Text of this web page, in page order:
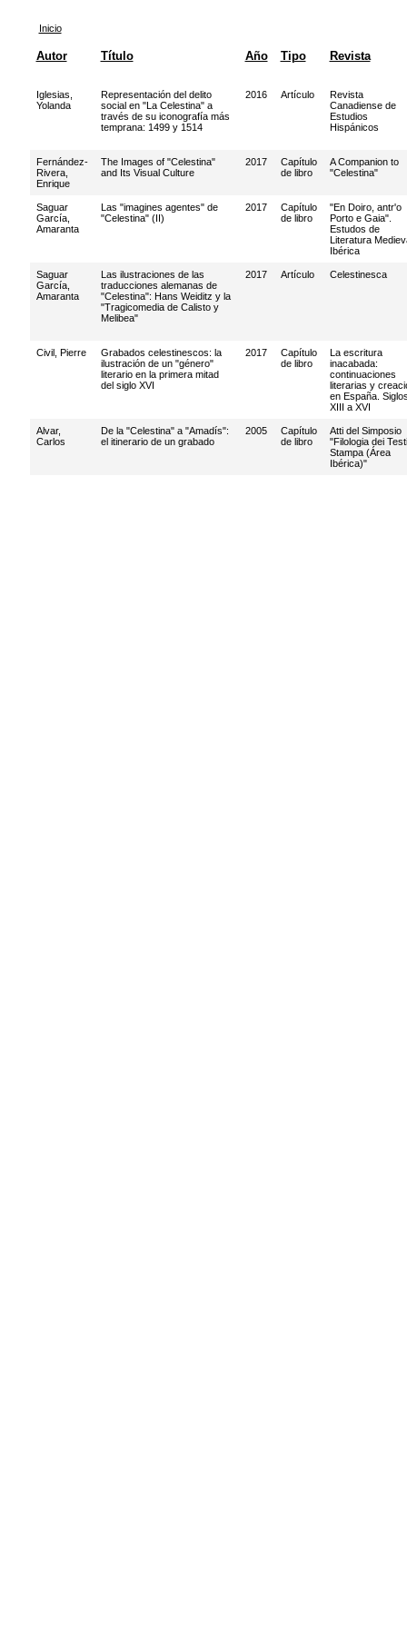
Inicio
Autor Título Año Tipo Revista
Iglesias,
Yolanda
Representación del delito
social en "La Celestina" a
través de su iconografía más
temprana: 1499 y 1514
2016 Artículo
Revista
Canadiense de
Estudios
Hispánicos
Fernández-
Rivera,
Enrique
The Images of "Celestina"
and Its Visual Culture
2017
Capítulo
de libro
A Companion to
"Celestina"
Saguar
García,
Amaranta
Las "imagines agentes" de
"Celestina" (II)
2017
Capítulo
de libro
"En Doiro, antr'o
Porto e Gaia".
Estudos de
Literatura
Ibérica
Saguar
García,
Amaranta
Las ilustraciones de las
traducciones alemanas de
"Celestina": Hans Weiditz y la
"Tragicomedia de Calisto y
Melibea"
2017 Artículo Celestinesca
Civil, Pierre
Grabados celestinescos: la
ilustración de un "género"
literario en la primera mitad
del siglo XVI
2017
Capítulo
de libro
La escritura
inacabada:
continuaciones
literarias y
en España.
XIII a XVI
Alvar,
Carlos
De la "Celestina" a "Amadís":
el itinerario de un grabado
2005
Capítulo
de libro
Atti del Simposio
"Filologia dei
Stampa (Área
Ibérica)"